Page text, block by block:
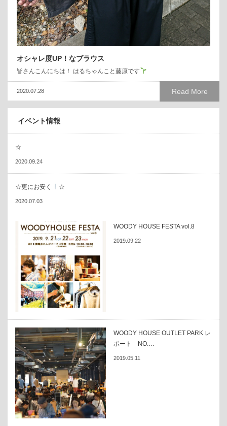
オシャレ度UP！なブラウス
皆さんこんにちは！ はるちゃんこと藤原です
Read More
2020.07.28
イベント情報
☆
2020.09.24
☆更にお安く ☆
2020.07.03
WOODY HOUSE FESTA vol.8
2019.09.22
WOODY HOUSE OUTLET PARK レ
ポート NO.…
2019.05.11